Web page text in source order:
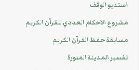
استديو الوقف
مشروع الاحكام العددي للقرآن الكريم
مسابقة حفظ القرآن الكريم
تفسير المدينة المنورة